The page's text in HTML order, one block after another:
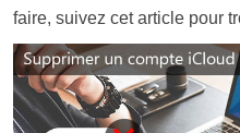
faire, suivez cet article pour